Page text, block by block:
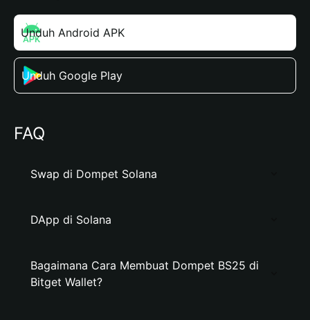
Unduh Android APK
Unduh Google Play
FAQ
Swap di Dompet Solana
DApp di Solana
Bagaimana Cara Membuat Dompet BS25 di
Bitget Wallet?